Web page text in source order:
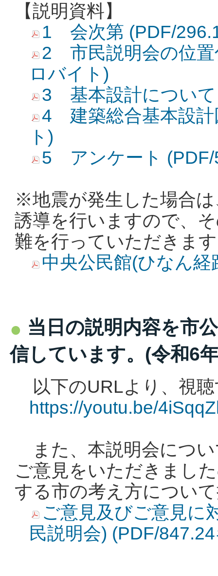
【説明資料】
1 会次第 (PDF/
2 市民説明会の位置
ロバイト)
3 基本設計について
4 建築総合基本設計
ト)
5 アンケート (PDF/
※地震が発生した場合
誘導を行いますので、
難を行っていただきま
中央公民館(ひなん
当日の説明内容を市
信しています。(令和6
以下のURLより、視
https://youtu.be/
また、本説明会につ
ご意見をいただきまし
する市の考え方につい
ご意見及びご意見に
民説明会) (PDF/